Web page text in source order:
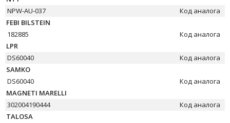
NPW-AU-037
Код аналога
FEBI BILSTEIN
182885
Код аналога
LPR
DS60040
Код аналога
SAMKO
DS60040
Код аналога
MAGNETI MARELLI
302004190444
Код аналога
TALOSA